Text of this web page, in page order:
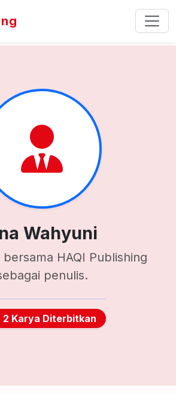
Wahyuni
HAQI Publishing
penulis.
2 Karya Diterbitkan